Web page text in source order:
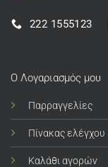
222 1555123
Ο Λογαριασμός μου
Παρραγγελίες
Πίνακας ελέγχου
Καλάθι αγορών